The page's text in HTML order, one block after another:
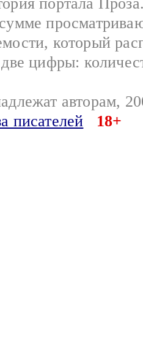
который
цифры:
авторам,
писателей
18+